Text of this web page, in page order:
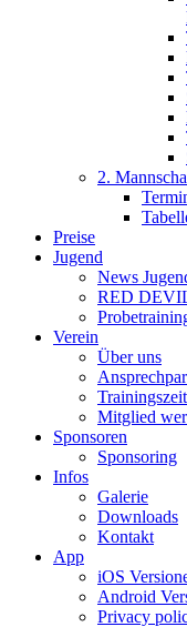
2.
Preise
Jugend
News
RED
Verein
Über uns
Mitglied
Sponsoren
Sponsoring
Infos
Galerie
Downloads
Kontakt
App
iOS
Android
Privacy